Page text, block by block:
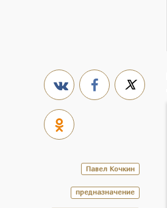
Павел Кочкин
предназначение